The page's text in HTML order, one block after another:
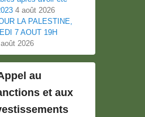
4 août 2026
LA PALESTINE,
7 AOUT 19H
2026
au
et aux